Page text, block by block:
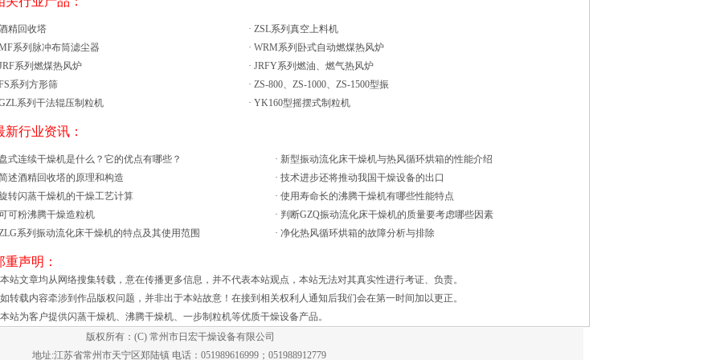
精回收塔 · ZSL系列真空上料机
系列脉冲布筒滤尘器 · WRM系列卧式自动燃煤热风炉
系列燃煤热风炉 · JRFY系列燃油、燃气热风炉
系列方形筛 · ZS-800、ZS-1000、ZS-1500型振
系列干法辊压制粒机 · YK160型摇摆式制粒机
新行业资讯：
式连续干燥机是什么？它的优点有哪些？ · 新型振动流化床干燥机与热风循环烘箱的性能介绍
述酒精回收塔的原理和构造 · 技术进步还将推动我国干燥设备的出口
转闪蒸干燥机的干燥工艺计算 · 使用寿命长的沸腾干燥机有哪些性能特点
可粉沸腾干燥造粒机 · 判断GZQ振动流化床干燥机的质量要考虑哪些因素
系列振动流化床干燥机的特点及其使用范围 · 净化热风循环烘箱的故障分析与排除
重声明：
站文章均从网络搜集转载，意在传播更多信息，并不代表本站观点，本站无法对其真实性进行考证、负责。
转载内容牵涉到作品版权问题，并非出于本站故意！在接到相关权利人通知后我们会在第一时间加以更正。
站为客户提供闪蒸干燥机、 沸腾干燥机、 一步制粒机等优质干燥设备产品。
版权所有：(C) 常州市日宏干燥设备有限公司
地址:江苏省常州市天宁区郑陆镇 电话：051989616999；051988912779